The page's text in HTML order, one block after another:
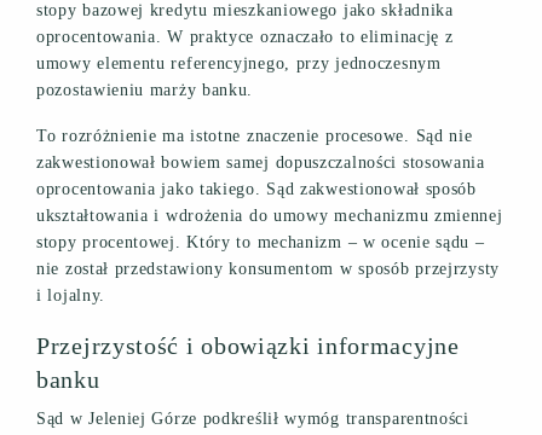
stopy bazowej kredytu mieszkaniowego jako składnika
oprocentowania. W praktyce oznaczało to eliminację z
umowy elementu referencyjnego, przy jednoczesnym
pozostawieniu marży banku.
To rozróżnienie ma istotne znaczenie procesowe. Sąd nie
zakwestionował bowiem samej dopuszczalności stosowania
oprocentowania jako takiego. Sąd zakwestionował sposób
ukształtowania i wdrożenia do umowy mechanizmu zmiennej
stopy procentowej. Który to mechanizm – w ocenie sądu –
nie został przedstawiony konsumentom w sposób przejrzysty
i lojalny.
Przejrzystość i obowiązki informacyjne
banku
Sąd w Jeleniej Górze podkreślił wymóg transparentności